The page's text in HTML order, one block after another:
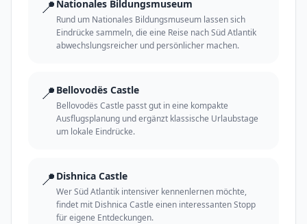
📍 Nationales Bildungsmuseum
Rund um Nationales Bildungsmuseum lassen sich
Eindrücke sammeln, die eine Reise nach Süd Atlantik
abwechslungsreicher und persönlicher machen.
📍 Bellovodës Castle
Bellovodës Castle passt gut in eine kompakte
Ausflugsplanung und ergänzt klassische Urlaubstage
um lokale Eindrücke.
📍 Dishnica Castle
Wer Süd Atlantik intensiver kennenlernen möchte,
findet mit Dishnica Castle einen interessanten Stopp
für eigene Entdeckungen.